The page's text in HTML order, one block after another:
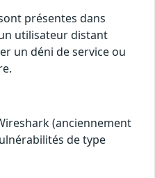
présentes dans
utilisateur distant
un déni de service ou
(anciennement
de type